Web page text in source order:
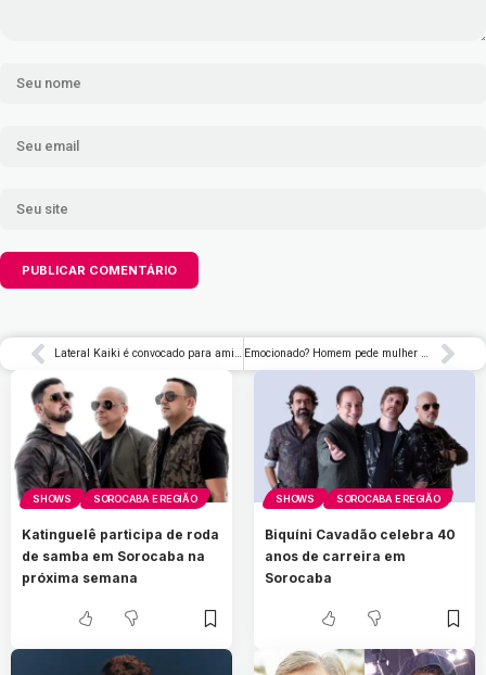
Lateral Kaiki é convocado para amistosos da seleção brasileira Emocionado? Homem pede mulher em casamento 24 horas após o 1º encontro
SHOWS SOROCABA E REGIÃO
Katinguelê participa de roda
de samba em Sorocaba na
próxima semana
SHOWS SOROCABA E REGIÃO
Biquíni Cavadão celebra 40
anos de carreira em
Sorocaba